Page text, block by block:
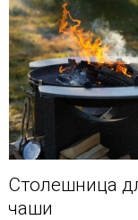
Столешница
чаши